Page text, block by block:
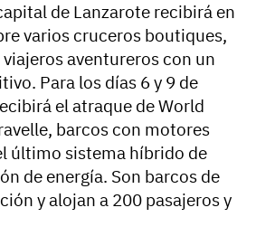
de Lanzarote recibirá en
varios cruceros boutiques,
aventureros con un
Para los días 6 y 9 de
el atraque de World
barcos con motores
último sistema híbrido de
de energía. Son barcos de
y alojan a 200 pasajeros y